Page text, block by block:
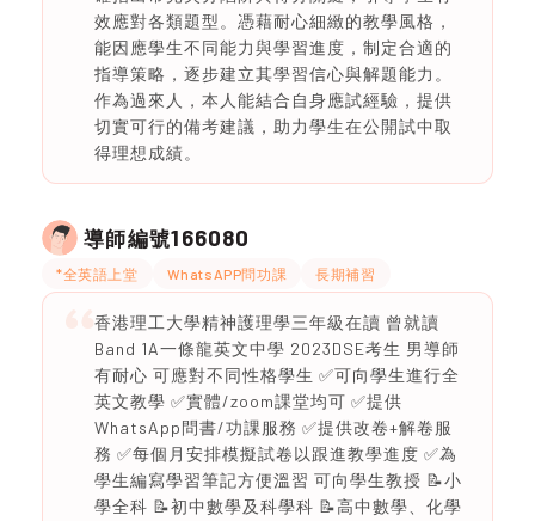
效應對各類題型。憑藉耐心細緻的教學風格，
能因應學生不同能力與學習進度，制定合適的
指導策略，逐步建立其學習信心與解題能力。
作為過來人，本人能結合自身應試經驗，提供
切實可行的備考建議，助力學生在公開試中取
得理想成績。
導師編號166080
*全英語上堂 WhatsAPP問功課 長期補習
香港理工大學精神護理學三年級在讀 曾就讀
Band 1A一條龍英文中學 2023DSE考生 男導師
有耐心 可應對不同性格學生 ✅可向學生進行全
英文教學 ✅實體/zoom課堂均可 ✅提供
WhatsApp問書/功課服務 ✅提供改卷+解卷服
務 ✅每個月安排模擬試卷以跟進教學進度 ✅為
學生編寫學習筆記方便溫習 可向學生教授 📝小
學全科 📝初中數學及科學科 📝高中數學、化學